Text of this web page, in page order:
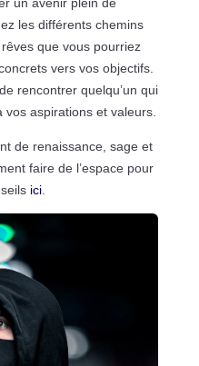
les différents chemins
que vous pourriez
vers vos objectifs.
rencontrer quelqu’un qui
aspirations et valeurs.
de renaissance, sage et
faire de l’espace pour
ici.